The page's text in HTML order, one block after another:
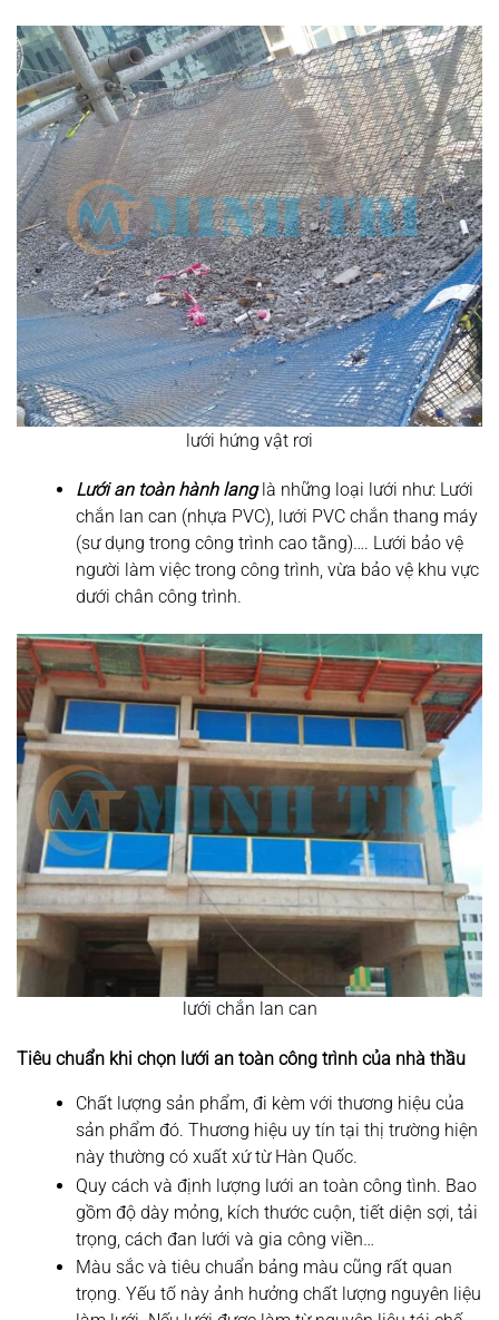
lưới hứng vật rơi
Lưới an toàn hành lang là những loại lưới như: Lưới
chắn lan can (nhựa PVC), lưới PVC chắn thang máy
(sư dụng trong công trình cao tằng)…. Lưới bảo vệ
người làm việc trong công trình, vừa bảo vệ khu vực
dưới chân công trình.
lưới chắn lan can
Tiêu chuẩn khi chọn lưới an toàn công trình của nhà thầu
Chất lượng sản phẩm, đi kèm với thương hiệu của
sản phẩm đó. Thương hiệu uy tín tại thị trường hiện
này thường có xuất xứ từ Hàn Quốc.
Quy cách và định lượng lưới an toàn công tình. Bao
gồm độ dày mỏng, kích thước cuộn, tiết diện sợi, tải
trọng, cách đan lưới và gia công viền…
Màu sắc và tiêu chuẩn bảng màu cũng rất quan
trọng. Yếu tố này ảnh hưởng chất lượng nguyên liệu